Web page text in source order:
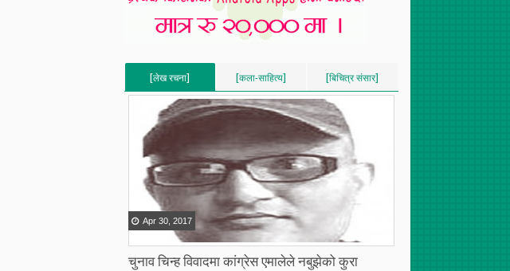
[लेख रचना]
[VERTICAL]
[RECENT][5]
[कला-साहित्य]
[VERTICAL]
[बिचित्र संसार]
[VERTICAL]
[RECENT][5]
चुनाव चिन्ह विवादमा कांग्रेस एमालेले नबुझेको कुरा
Apr 30 2017